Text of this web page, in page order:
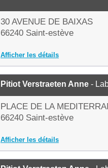
30 AVENUE DE BAIXAS
66240 Saint-estève
Afficher les détails
Pitiot Verstraeten Anne -
PLACE DE LA
66240 Saint-estève
Afficher les détails